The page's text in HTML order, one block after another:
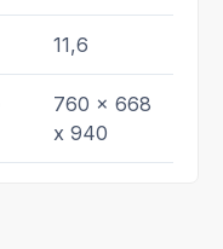
11,6
760 x 668
x 940